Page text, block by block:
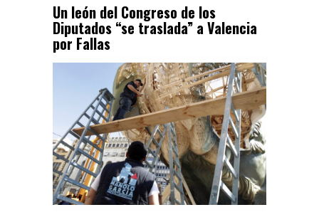
Un león del Congreso de los
Diputados “se traslada” a Valencia
por Fallas